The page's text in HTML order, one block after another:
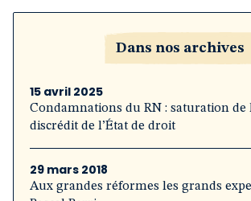
Dans nos archives
15 avril 2025
Condamnations du RN : saturation de
discrédit de l’État de droit
29 mars 2018
Aux grandes réformes les grands